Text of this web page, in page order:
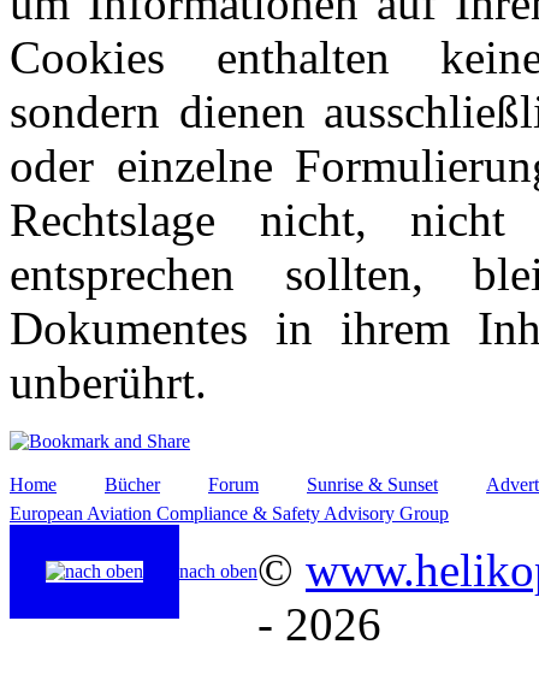
Cookies enthalten
sondern dienen
oder einzelne
Rechtslage nicht,
entsprechen sollten,
Dokumentes in ihrem
unberührt.
Home Bücher Forum Sunrise & Sunset
European Aviation Compliance & Safety Advisory Group
nach oben©
- 2026